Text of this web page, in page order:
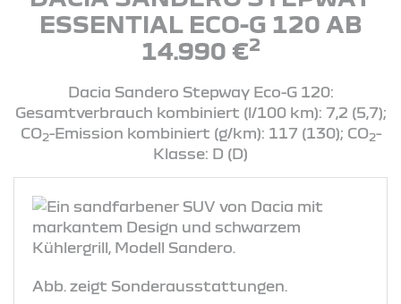
ESSENTIAL ECO-G 120 AB
14.990 €2
Dacia Sandero Stepway Eco-G 120:
Gesamtverbrauch kombiniert (l/100 km): 7,2 (5,7);
CO2-Emission kombiniert (g/km): 117 (130); CO2-
Klasse: D (D)
Abb. zeigt Sonderausstattungen.